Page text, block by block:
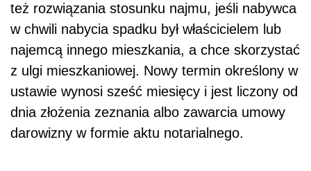
też rozwiązania stosunku najmu, jeśli nabywca
w chwili nabycia spadku był właścicielem lub
najemcą innego mieszkania, a chce skorzystać
z ulgi mieszkaniowej. Nowy termin określony w
ustawie wynosi sześć miesięcy i jest liczony od
dnia złożenia zeznania albo zawarcia umowy
darowizny w formie aktu notarialnego.